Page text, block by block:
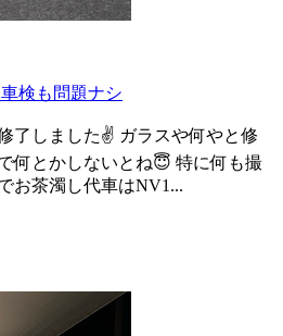
検も問題ナシ
了しました✌️ ガラスや何やと修
何とかしないとね😇 特に何も撮
お茶濁し代車はNV1...